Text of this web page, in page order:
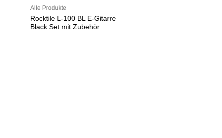
Alle Produkte
Rocktile L-100 BL E-Gitarre
Black Set mit Zubehör